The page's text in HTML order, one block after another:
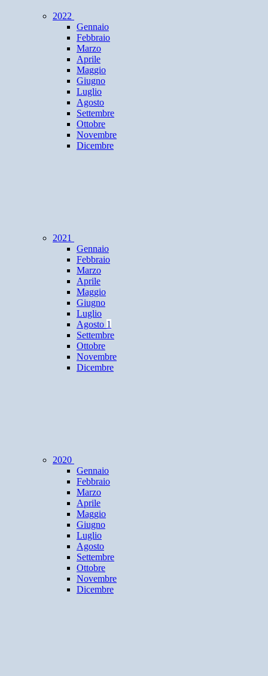
2022
Gennaio
Febbraio
Marzo
Aprile
Maggio
Giugno
Luglio
Agosto
Settembre
Ottobre
Novembre
Dicembre
2021
Gennaio
Febbraio
Marzo
Aprile
Maggio
Giugno
Luglio
Agosto 1
Settembre
Ottobre
Novembre
Dicembre
2020
Gennaio
Febbraio
Marzo
Aprile
Maggio
Giugno
Luglio
Agosto
Settembre
Ottobre
Novembre
Dicembre